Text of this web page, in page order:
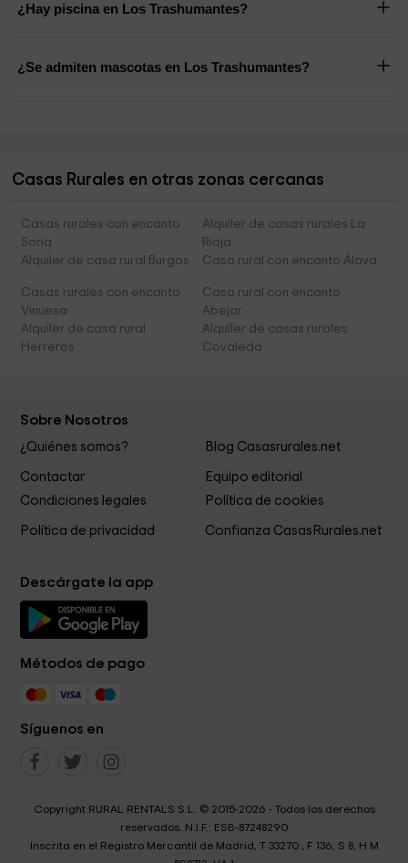
¿Hay piscina en Los Trashumantes?
¿Se admiten mascotas en Los Trashumantes?
Casas Rurales en otras zonas cercanas
Casas rurales con encanto
Soria
Alquiler de casas rurales La
Rioja
Alquiler de casa rural Burgos
Casa rural con encanto Álava
Casas rurales con encanto
Vinuesa
Casa rural con encanto
Abejar
Alquiler de casa rural
Herreros
Alquiler de casas rurales
Covaleda
Sobre Nosotros
¿Quiénes somos? Blog Casasrurales.net
Contactar
Equipo editorial
Condiciones legales
Política de cookies
Política de privacidad Confianza CasasRurales.net
Descárgate la app
Métodos de pago
Síguenos en
Copyright RURAL RENTALS S.L. © 2015-2026 - Todos los derechos
reservados. N.I.F.: ESB-87248290
Inscrita en el Registro Mercantil de Madrid, T 33270 , F 136, S 8, H M